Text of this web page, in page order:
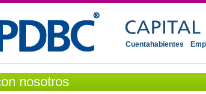
Cuentahabientes
nosotros